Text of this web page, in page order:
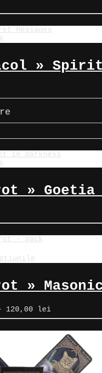
» Spirit
» Goetia
»
120,00 leiInterval
de
58,00 lei
până
la
120,00 lei